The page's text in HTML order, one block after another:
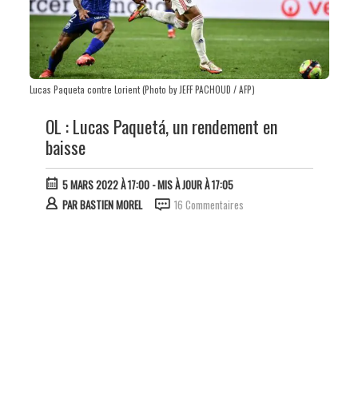
Lucas Paqueta contre Lorient (Photo by JEFF PACHOUD / AFP)
OL : Lucas Paquetá, un rendement en
baisse
5 MARS 2022 À 17:00- MIS À JOUR À 17:05
PARBASTIEN MOREL 16 Commentaires